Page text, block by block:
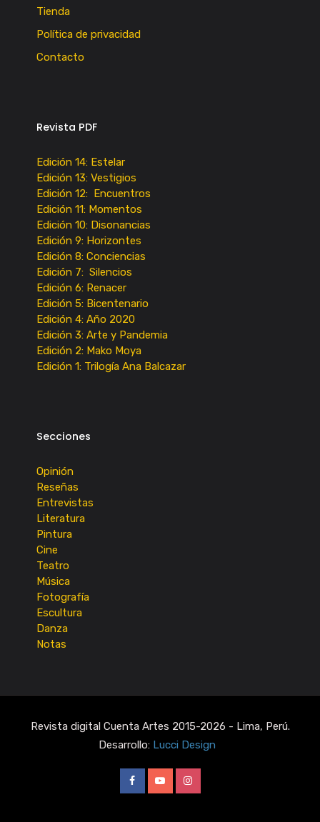
Tienda
Política de privacidad
Contacto
Revista PDF
Edición 14: Estelar
Edición 13: Vestigios
Edición 12: Encuentros
Edición 11: Momentos
Edición 10: Disonancias
Edición 9: Horizontes
Edición 8: Conciencias
Edición 7: Silencios
Edición 6: Renacer
Edición 5: Bicentenario
Edición 4: Año 2020
Edición 3: Arte y Pandemia
Edición 2: Mako Moya
Edición 1: Trilogía Ana Balcazar
Secciones
Opinión
Reseñas
Entrevistas
Literatura
Pintura
Cine
Teatro
Música
Fotografía
Escultura
Danza
Notas
Revista digital Cuenta Artes 2015-2026 - Lima, Perú.
Desarrollo: Lucci Design